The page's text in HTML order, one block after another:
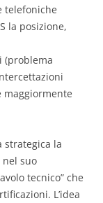
telefoniche
la posizione,
(problema
maggiormente
strategica la
nel suo
tecnico” che
L’idea